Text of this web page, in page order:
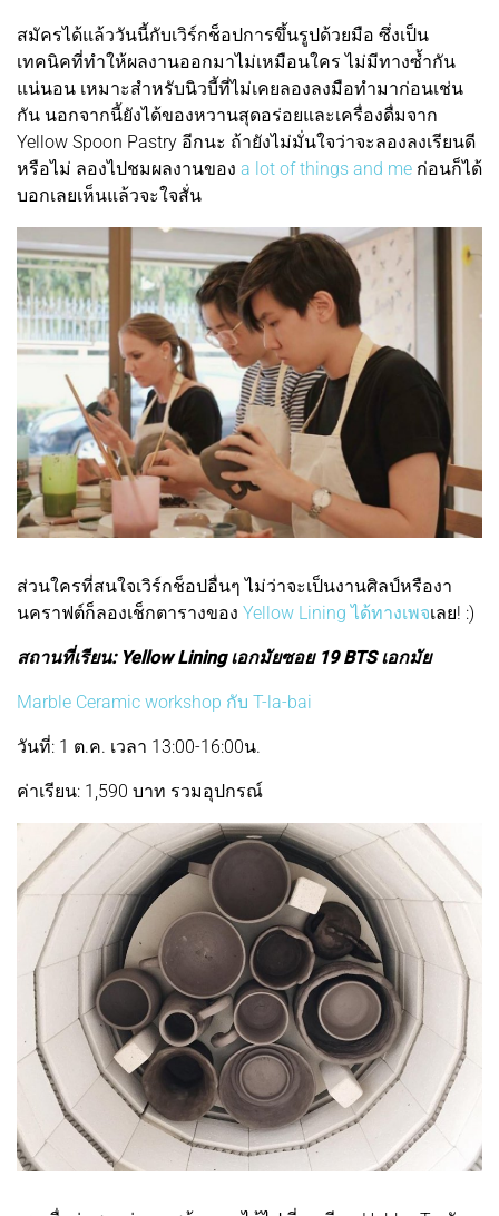
สมัครได้แล้ววันนี้กับเวิร์กช็อปการขึ้นรูปด้วยมือ ซึ่งเป็น
เทคนิคที่ทำให้ผลงานออกมาไม่เหมือนใคร ไม่มีทางซ้ำกัน
แน่นอน เหมาะสำหรับนิวบี้ที่ไม่เคยลองลงมือทำมาก่อนเช่น
กัน นอกจากนี้ยังได้ของหวานสุดอร่อยและเครื่องดื่มจาก
Yellow Spoon Pastry อีกนะ ถ้ายังไม่มั่นใจว่าจะลองลงเรียนดี
หรือไม่ ลองไปชมผลงานของ a lot of things and me ก่อนก็ได้
บอกเลยเห็นแล้วจะใจสั่น
ส่วนใครที่สนใจเวิร์กช็อปอื่นๆ ไม่ว่าจะเป็นงานศิลป์หรืองา
นคราฟต์ก็ลองเช็กตารางของ Yellow Lining ได้ทางเพจเลย! :)
สถานที่เรียน: Yellow Lining เอกมัยซอย 19 BTS เอกมัย
Marble Ceramic workshop กับ T-la-bai
วันที่: 1 ต.ค. เวลา 13:00-16:00น.
ค่าเรียน: 1,590 บาท รวมอุปกรณ์